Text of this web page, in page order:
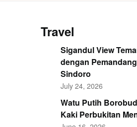
Travel
Sigandul View
dengan
Sindoro
July 24, 2026
Watu Putih
Kaki Perbukitan